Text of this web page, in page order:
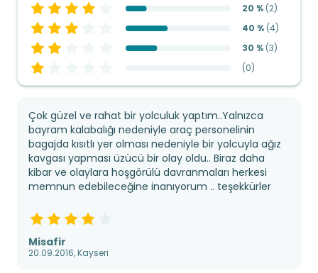
20 % (2)
40 % (4)
30 % (3)
(0)
Misafir
20.09.2016, Kayseri
Çok güzel ve rahat bir yolculuk yaptım..Yalnızca
bayram kalabalığı nedeniyle araç personelinin
bagajda kısıtlı yer olması nedeniyle bir yolcuyla ağız
kavgası yapması üzücü bir olay oldu.. Biraz daha
kibar ve olaylara hoşgörülü davranmaları herkesi
memnun edebileceğine inanıyorum .. teşekkürler